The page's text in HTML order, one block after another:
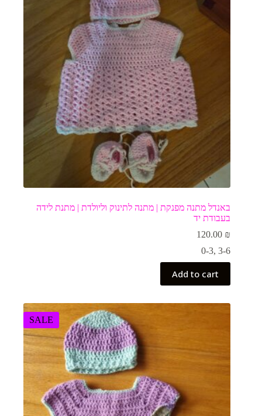
באנדל מתנה מפנקת | מתנה לתינוק וליולדת | מתנת לידה
בעבודת יד
120.00 ₪
0-3,3-6
Add to cart
SALE